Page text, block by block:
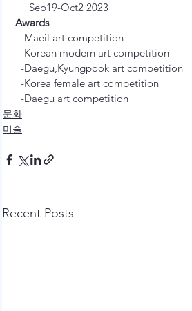
Awards
-Maeil art competition
-Korean modern art competition
-Daegu,Kyungpook art competition
-Korea female art competition
-Daegu art competition
문화
미술
Recent Posts